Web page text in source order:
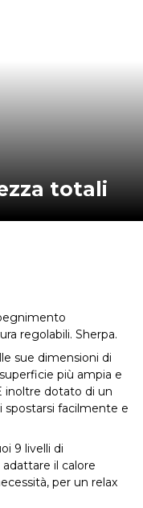
totali
regolabili. Sherpa.
sue dimensioni di
più ampia e
inoltre dotato di un
spostarsi facilmente e
9 livelli di
il calore
per un relax